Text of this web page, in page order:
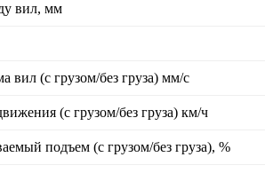
вил, мм
вил (с грузом/без груза) мм/с
(с грузом/без груза) км/ч
подъем (с грузом/без груза), %